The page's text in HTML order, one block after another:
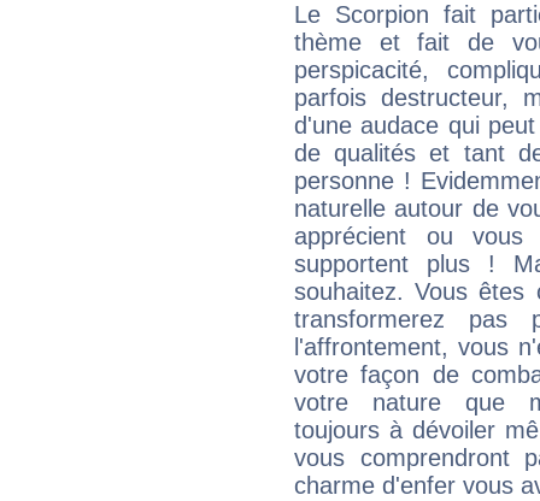
Le Scorpion fait
thème et fait de
perspicacité,
parfois destructeur,
d'une audace qui
de qualités et tant
personne !
naturelle autour de
apprécient ou
supportent plus !
souhaitez. Vous
transformerez
l'affrontement, vous
votre façon de
votre nature que
toujours à dévoiler
vous comprendront
charme d'enfer vous